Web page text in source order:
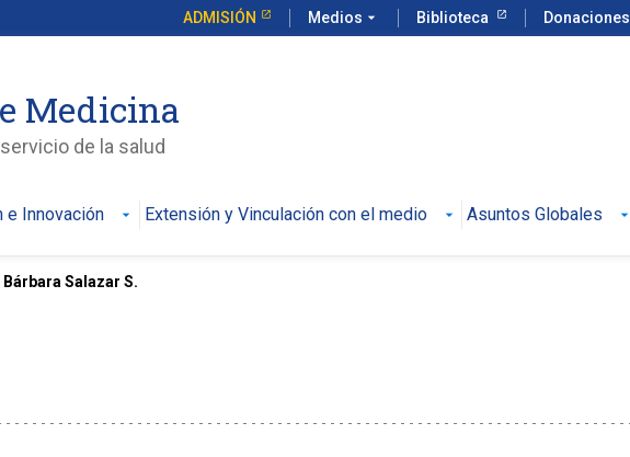
ADMISIÓN Medios arrow_drop_down Biblioteca Donaciones
Medicina
de la salud
e Innovación Extensión y Vinculación con el medio Asuntos Globales
Bárbara Salazar S.